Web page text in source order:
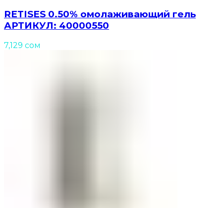
RETISES 0.50% омолаживающий гель
АРТИКУЛ: 40000550
7,129 сом